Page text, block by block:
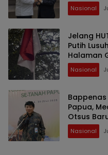
Nasional
Jelang
Putih
Halaman
Nasional
Papua,
Otsus
Nasional